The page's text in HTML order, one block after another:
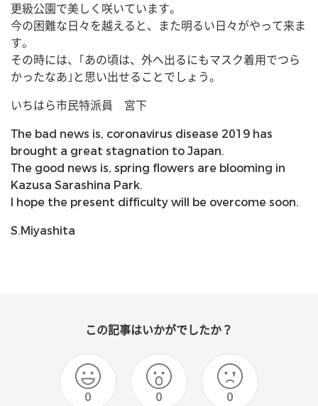
更級公園で美しく咲いています。
今の困難な日々を越えると、また明るい日々がやって来ま
す。
その時には、｢あの頃は、外へ出るにもマスク着用でつら
かったなあ｣と思い出せることでしょう。
いちはら市民特派員 宮下
The bad news is, coronavirus disease 2019 has
brought a great stagnation to Japan.
The good news is, spring flowers are blooming in
Kazusa Sarashina Park.
I hope the present difficulty will be overcome soon.
S.Miyashita
この記事はいかがでしたか？
0 0 0